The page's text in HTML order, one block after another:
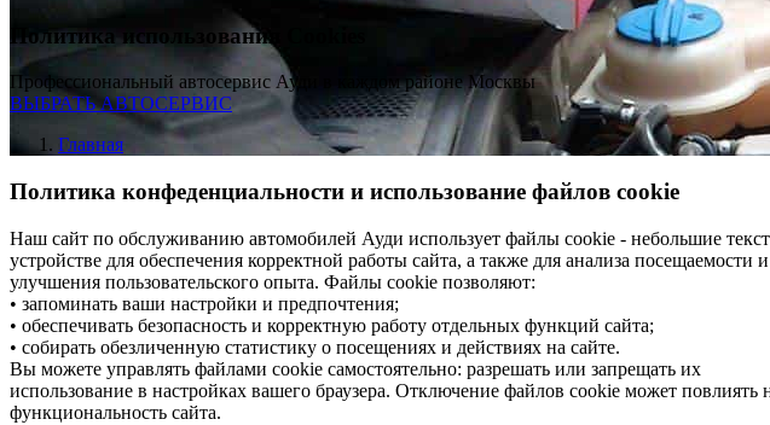
Политика использования Cookies
Профессиональный автосервис Ауди в каждом районе Москвы
ВЫБРАТЬ АВТОСЕРВИС
Главная
Политика конфеденциальности и использование файлов cookie
Наш сайт по обслуживанию автомобилей Ауди использует файлы cookie - небольшие
устройстве для обеспечения корректной работы сайта, а также для анализа посещаемости и
улучшения пользовательского опыта. Файлы cookie позволяют:
• запоминать ваши настройки и предпочтения;
• обеспечивать безопасность и корректную работу отдельных функций сайта;
• собирать обезличенную статистику о посещениях и действиях на сайте.
Вы можете управлять файлами cookie самостоятельно: разрешать или запрещать их
использование в настройках вашего браузера. Отключение файлов cookie может повлиять
функциональность сайта.